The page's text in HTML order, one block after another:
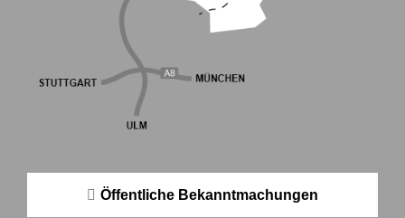
Öffentliche Bekanntmachungen